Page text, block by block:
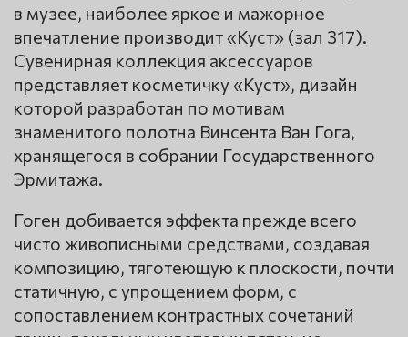
в музее, наиболее яркое и мажорное
впечатление производит «Куст» (зал 317).
Сувенирная коллекция аксессуаров
представляет косметичку «Куст», дизайн
которой разработан по мотивам
знаменитого полотна Винсента Ван Гога,
хранящегося в собрании Государственного
Эрмитажа.
Гоген добивается эффекта прежде всего
чисто живописными средствами, создавая
композицию, тяготеющую к плоскости, почти
статичную, с упрощением форм, с
сопоставлением контрастных сочетаний